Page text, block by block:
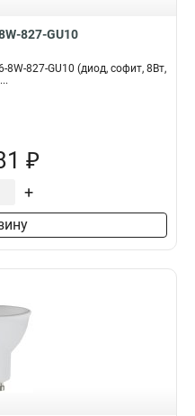
827-GU10
827-GU10 (диод, софит, 8Вт,
₽
+